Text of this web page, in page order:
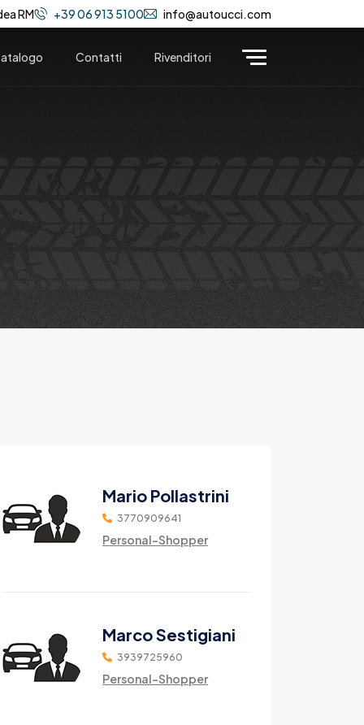
RM +39 06 913 5100 info@autoucci.com
Contatti Rivenditori
Mario Pollastrini
3770909641
Personal-Shopper
Marco Sestigiani
3939725960
Personal-Shopper